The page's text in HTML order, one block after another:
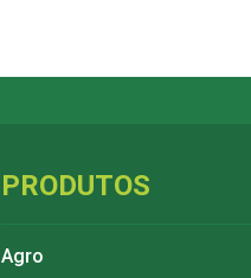
PRODUTOS
Agro